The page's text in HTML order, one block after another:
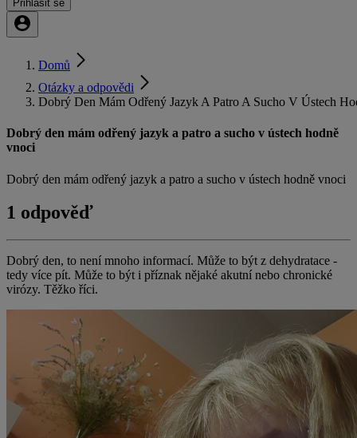
Přihlásit se
Domů
Otázky a odpovědi
Dobrý Den Mám Odřený Jazyk A Patro A Sucho V Ústech
Dobrý den mám odřený jazyk a patro a sucho v ústech hodně
vnoci
Dobrý den mám odřený jazyk a patro a sucho v ústech hodně vnoci
1 odpověď
Dobrý den, to není mnoho informací. Může to být z dehydratace -
tedy více pít. Může to být i příznak nějaké akutní nebo chronické
virózy. Těžko říci.